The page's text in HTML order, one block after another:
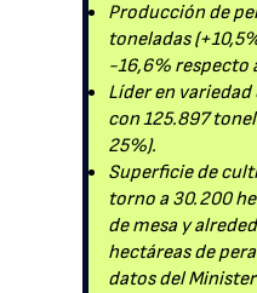
Producción de
toneladas
-16,6% respecto
Líder en variedad
con 125.897
25%).
Superficie de
torno a 30.200
de mesa y
hectáreas de
datos del